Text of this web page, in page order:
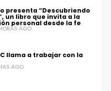
presenta “Descubriendo
un libro que invita a la
personal desde la fe
AGO
llama a trabajar con la
AGO